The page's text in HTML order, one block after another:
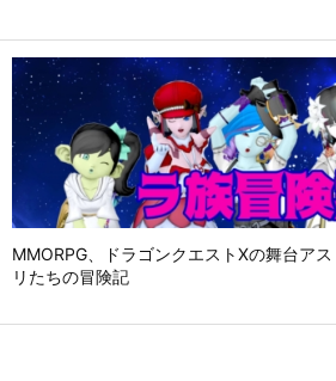
MMORPG、ドラゴンクエストⅩの舞台ア
リたちの冒険記